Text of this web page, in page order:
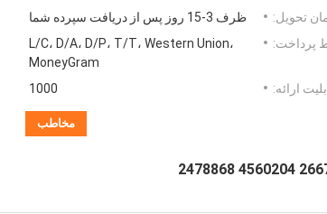
تحویل:
ظرف 3-15 روز پس از دریافت سپرده شما
پرداخت:
L/C، D/A، D/P، T/T، Western Union،
MoneyGram
ارائه:
1000
مخاطب